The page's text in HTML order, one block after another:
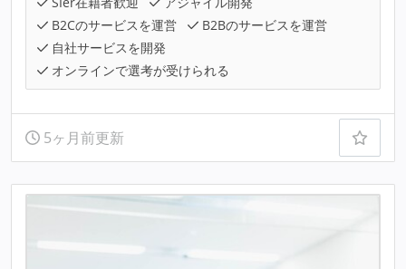
B2Cのサービスを運営
B2Bのサービスを運営
自社サービスを開発
オンラインで選考が受けられる
5ヶ月前更新